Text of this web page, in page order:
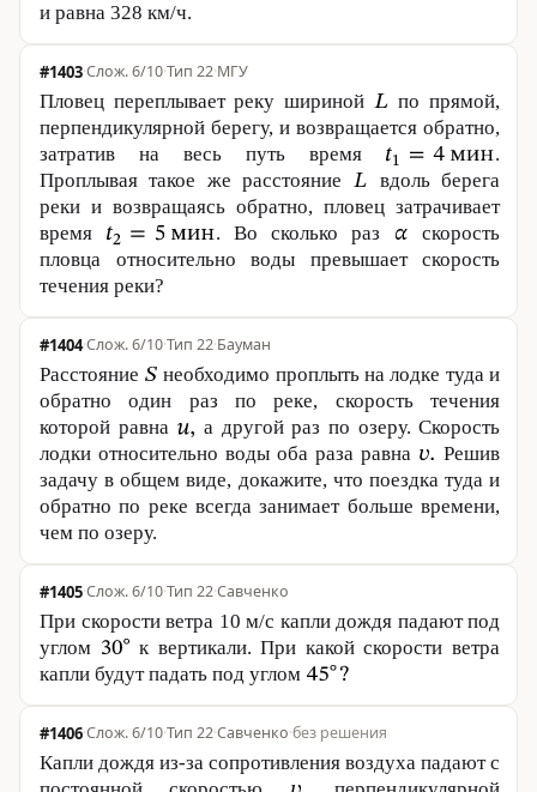
и равна 328 км/ч.
#1403· 6/10·Тип 22·МГУ
Пловец переплывает реку шириной
по прямой,
перпендикулярной берегу, и возвращается обратно,
затратив на весь путь время
.
Проплывая такое же расстояние
вдоль берега
реки и возвращаясь обратно, пловец затрачивает
время
. Во сколько раз
скорость
пловца относительно воды превышает скорость
течения реки?
#1404· 6/10·Тип 22·Бауман
Расстояние
необходимо проплыть на лодке туда и
обратно один раз по реке, скорость течения
которой равна
а другой раз по озеру. Скорость
лодки относительно воды оба раза равна
Решив
задачу в общем виде, докажите, что поездка туда и
обратно по реке всегда занимает больше времени,
чем по озеру.
#1405· 6/10·Тип 22·Савченко
При скорости ветра 10 м/с капли дождя падают под
углом
к вертикали. При какой скорости ветра
капли будут падать под углом
#1406· 6/10·Тип 22·Савченко·без решения
Капли дождя из-за сопротивления воздуха падают с